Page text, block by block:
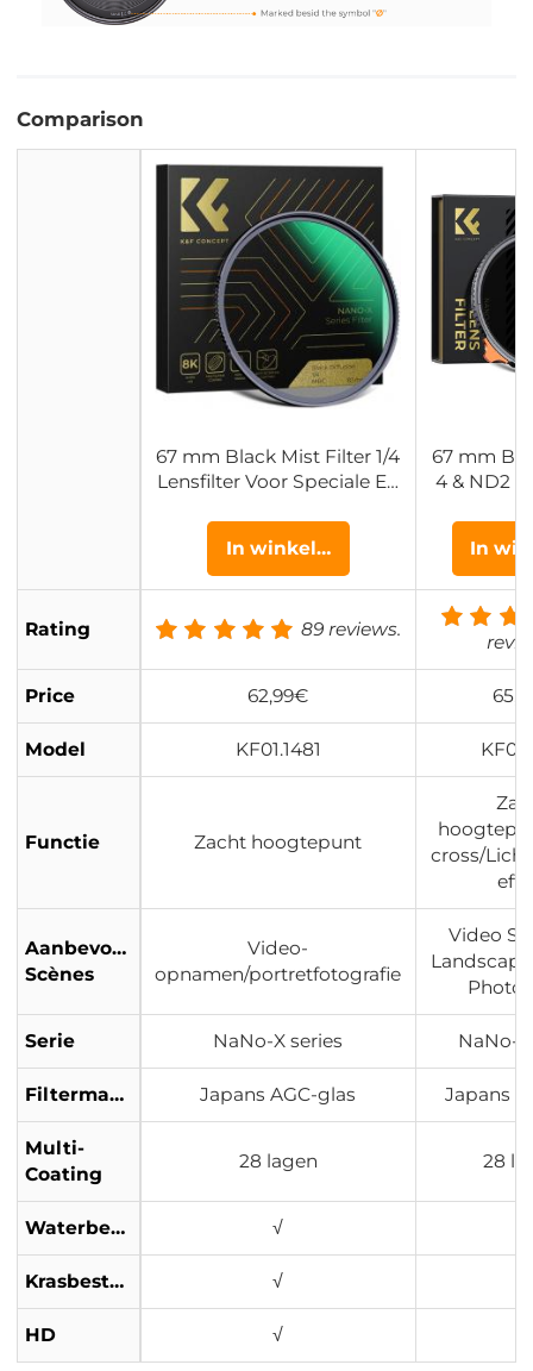
Comparison
67 mm Black Mist Filter 1/4
Lensfilter Voor Speciale Eff
gse Coating Waterdicht Kr
asbestendig En Antireflect
erend Nano Xcel Serie
67 mm
4 & ND2 -
bel ND
Met 28
Coatings
In winkelwagen In
Rating 89 reviews.
Price 62,99€
Model KF01.1481
Functie Zacht hoogtepunt
cross/
Aanbevolen
Scènes
Video-
opnamen/portretfotografie
Video
Serie NaNo-X series NaNo-
Filtermateriaal Japans AGC-glas Japans
Multi-
Coating
28 lagen 28
Waterbestendig √
Krasbestendig √
HD √